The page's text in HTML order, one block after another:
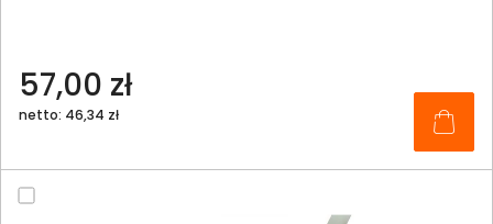
57,00 zł
netto: 46,34 zł